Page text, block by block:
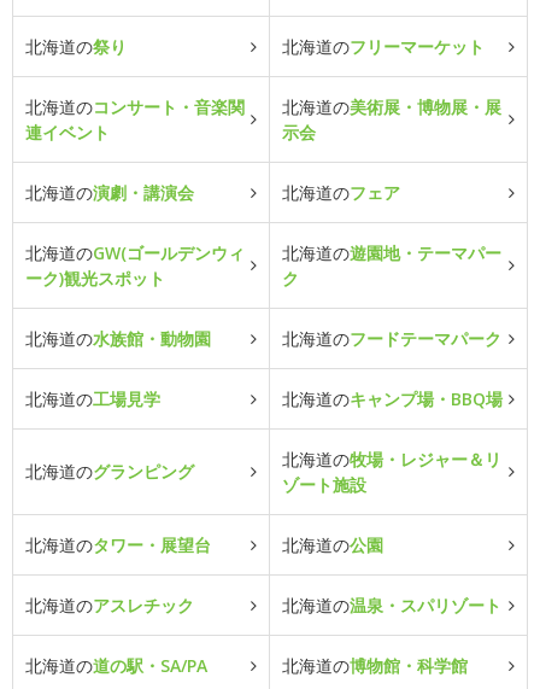
北海道の祭り 北海道のフリーマーケット
北海道のコンサート・音楽関
連イベント
北海道の美術展・博物展・展
示会
北海道の演劇・講演会 北海道のフェア
北海道のGW(ゴールデンウィ
ーク)観光スポット
北海道の遊園地・テーマパー
ク
北海道の水族館・動物園 北海道のフードテーマパーク
北海道の工場見学 北海道のキャンプ場・BBQ場
北海道のグランピング
北海道の牧場・レジャー＆リ
ゾート施設
北海道のタワー・展望台 北海道の公園
北海道のアスレチック 北海道の温泉・スパリゾート
北海道の道の駅・SA/PA 北海道の博物館・科学館